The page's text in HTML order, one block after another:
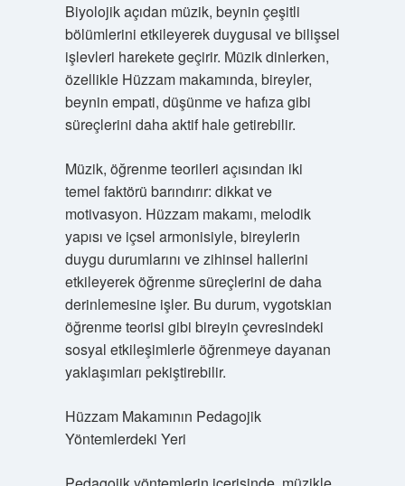
Biyolojik açıdan müzik, beynin çeşitli
bölümlerini etkileyerek duygusal ve bilişsel
işlevleri harekete geçirir. Müzik dinlerken,
özellikle Hüzzam makamında, bireyler,
beynin empati, düşünme ve hafıza gibi
süreçlerini daha aktif hale getirebilir.
Müzik, öğrenme teorileri açısından iki
temel faktörü barındırır: dikkat ve
motivasyon. Hüzzam makamı, melodik
yapısı ve içsel armonisiyle, bireylerin
duygu durumlarını ve zihinsel hallerini
etkileyerek öğrenme süreçlerini de daha
derinlemesine işler. Bu durum, vygotskian
öğrenme teorisi gibi bireyin çevresindeki
sosyal etkileşimlerle öğrenmeye dayanan
yaklaşımları pekiştirebilir.
Hüzzam Makamının Pedagojik
Yöntemlerdeki Yeri